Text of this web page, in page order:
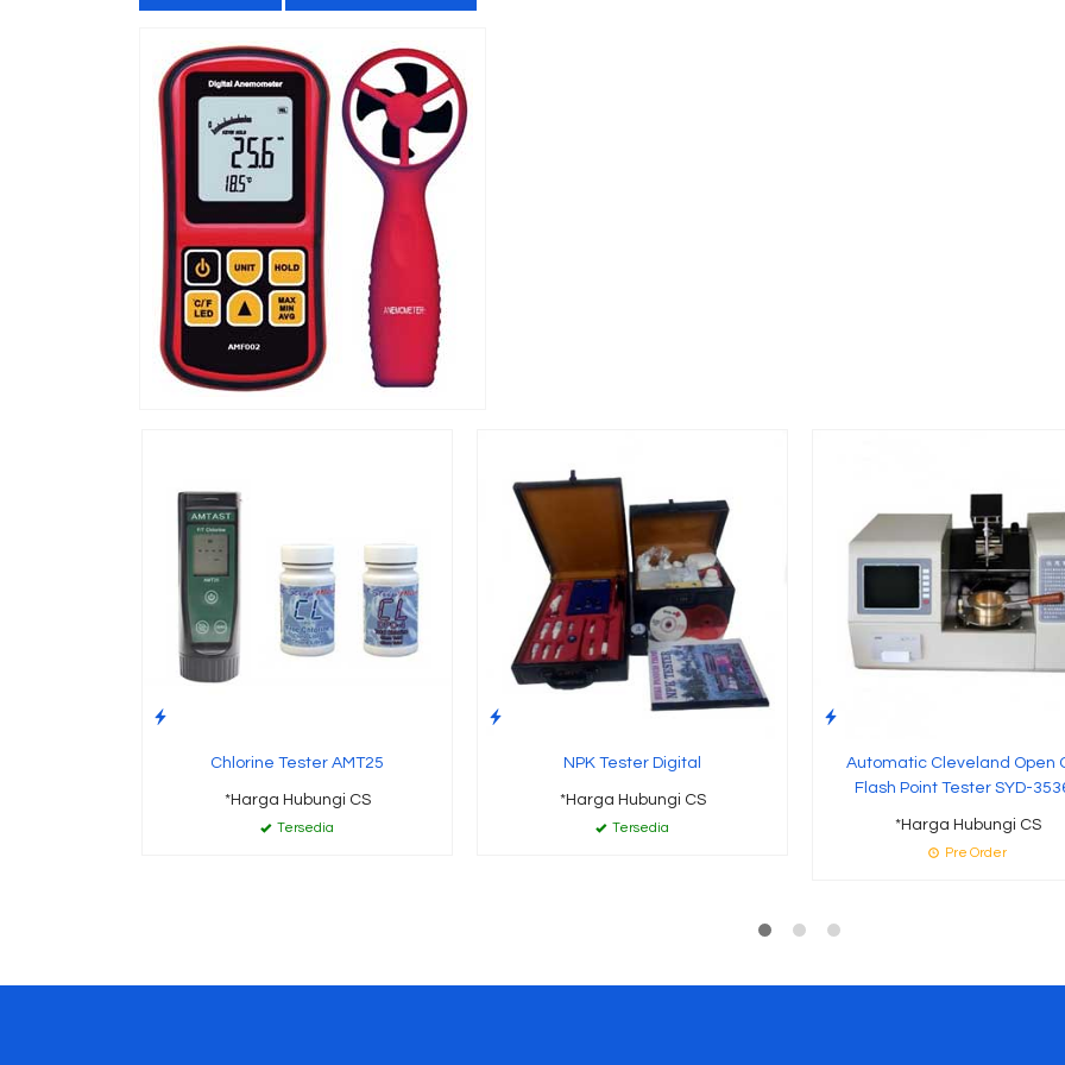
Chlorine Tester AMT25
*Harga Hubungi CS
Tersedia
NPK Tester Digital
*Harga Hubungi CS
Tersedia
Automatic Cleveland Open
Flash Point Tester SYD-
*Harga Hubungi CS
Pre Order